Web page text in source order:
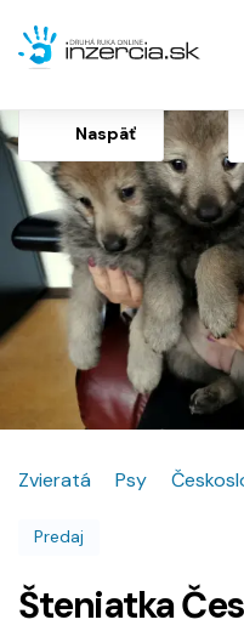
Naspäť
Zvieratá Psy
Predaj
Šteniatka